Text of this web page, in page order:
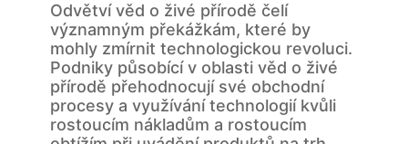
Odvětví věd o živé přírodě čelí
významným překážkám, které by
mohly zmírnit technologickou revoluci.
Podniky působící v oblasti věd o živé
přírodě přehodnocují své obchodní
procesy a využívání technologií kvůli
rostoucím nákladům a rostoucím